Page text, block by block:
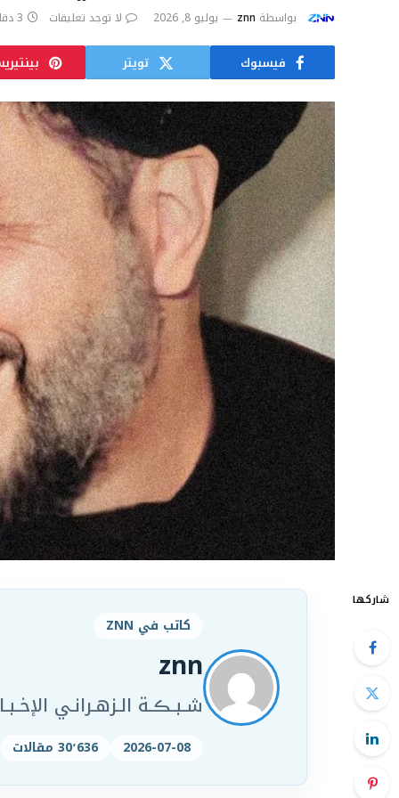
بواسطة znn يوليو 8, 2026 لا توجد تعليقات 3 دقائق
فيسبوك تويتر
شاركها
كاتب في ZNN
znn
شـبـڪـة الـزهـرانـي
2026-07-08 30٬636 مقالات